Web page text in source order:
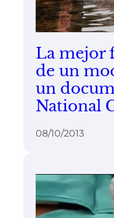
La mejor
de un
un
National
08/10/2013